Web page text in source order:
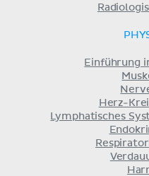
Einführung
Herz-
Lymphatisches